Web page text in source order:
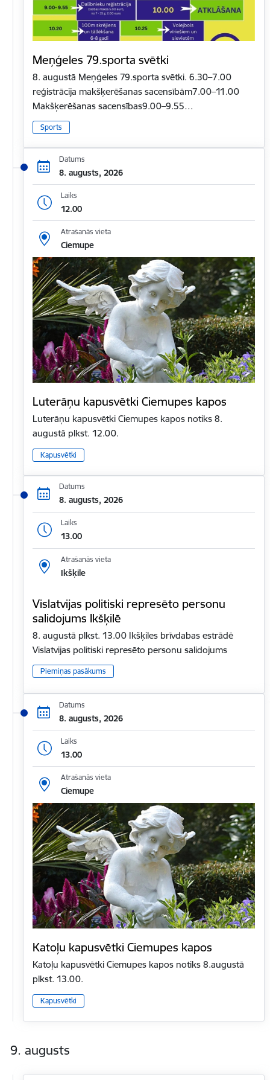
Meņģeles 79.sporta svētki
8. augustā Meņģeles 79.sporta svētki. 6.30–7.00
reģistrācija makšķerēšanas sacensībām7.00–11.00
Makšķerēšanas sacensības9.00–9.55…
Sports
Datums
8. augusts, 2026
Laiks
12.00
Atrašanās vieta
Ciemupe
Luterāņu kapusvētki Ciemupes kapos
Luterāņu kapusvētki Ciemupes kapos notiks 8.
augustā plkst. 12.00.
Kapusvētki
Datums
8. augusts, 2026
Laiks
13.00
Atrašanās vieta
Ikšķile
Vislatvijas politiski represēto personu
salidojums Ikšķilē
8. augustā plkst. 13.00 Ikšķiles brīvdabas estrādē
Vislatvijas politiski represēto personu salidojums
Piemiņas pasākums
Datums
8. augusts, 2026
Laiks
13.00
Atrašanās vieta
Ciemupe
Katoļu kapusvētki Ciemupes kapos
Katoļu kapusvētki Ciemupes kapos notiks 8.augustā
plkst. 13.00.
Kapusvētki
9. augusts